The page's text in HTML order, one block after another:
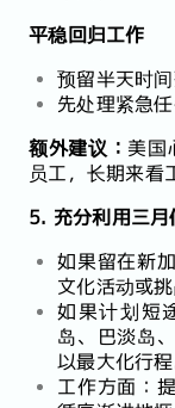
平稳回归工作
预留半天时
先处理紧急
额外建议： 美国
员工，长期来看
5. 充分利用三
如果留在新
文化活动或挑
如果计划短
岛、巴淡岛
以最大化行程
工作方面：